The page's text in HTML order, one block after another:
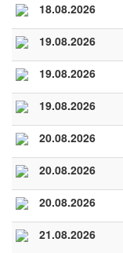
18.08.2026
19.08.2026
19.08.2026
19.08.2026
20.08.2026
20.08.2026
20.08.2026
21.08.2026